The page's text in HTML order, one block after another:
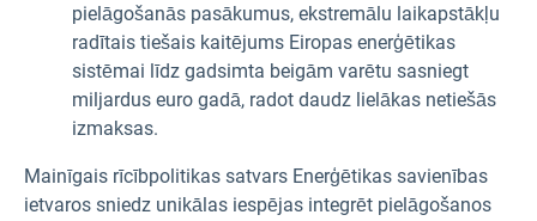
pielāgošanās pasākumus, ekstremālu laikapstākļu
radītais tiešais kaitējums Eiropas enerģētikas
sistēmai līdz gadsimta beigām varētu sasniegt
miljardus euro gadā, radot daudz lielākas netiešās
izmaksas.
Mainīgais rīcībpolitikas satvars Enerģētikas savienības
ietvaros sniedz unikālas iespējas integrēt pielāgošanos